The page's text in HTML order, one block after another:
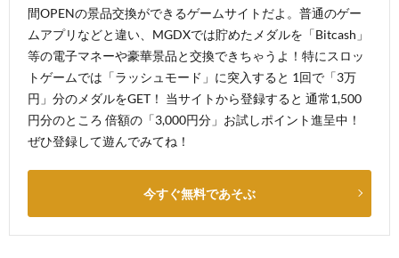
間OPENの景品交換ができるゲームサイトだよ。普通のゲー
ムアプリなどと違い、MGDXでは貯めたメダルを「Bitcash」
等の電子マネーや豪華景品と交換できちゃうよ！特にスロッ
トゲームでは「ラッシュモード」に突入すると 1回で「3万
円」分のメダルをGET！ 当サイトから登録すると 通常1,500
円分のところ 倍額の「3,000円分」お試しポイント進呈中！
ぜひ登録して遊んでみてね！
今すぐ無料であそぶ